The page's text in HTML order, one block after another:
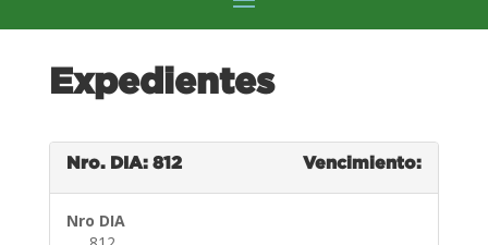
Expedientes
Nro. DIA: 812 Vencimiento:
Nro DIA